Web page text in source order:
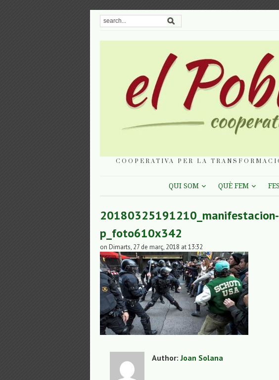
COOPERATIVA PER LA
QUI SOM QUÈ FEM
p_foto610x342
on Dimarts, 27 de març, 2018 at 13:32
Author:Joan Solana